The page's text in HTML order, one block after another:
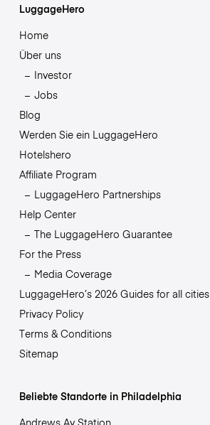
LuggageHero
Home
Über uns
Investor
Jobs
Blog
Werden Sie ein LuggageHero
Hotelshero
Affiliate Program
LuggageHero Partnerships
Help Center
The LuggageHero Guarantee
For the Press
Media Coverage
LuggageHero’s 2026 Guides for all cities
Privacy Policy
Terms & Conditions
Sitemap
Beliebte Standorte in Philadelphia
Andrews Av Station